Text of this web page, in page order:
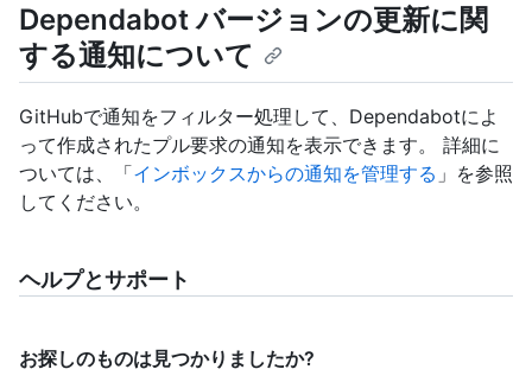
Dependabot バージョンの更新に関
する通知について
GitHubで通知をフィルター処理して、Dependabotによ
って作成されたプル要求の通知を表示できます。 詳細に
ついては、「インボックスからの通知を管理する 」を参照
してください。
ヘルプとサポート
お探しのものは見つかりましたか?